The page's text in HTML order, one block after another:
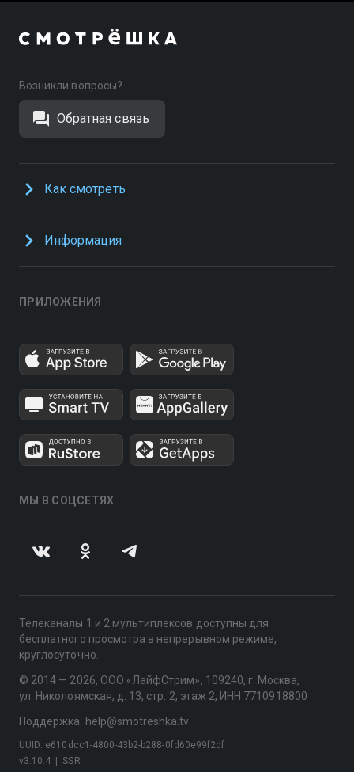
Возникли вопросы?
Обратная связь
Как смотреть
Информация
ПРИЛОЖЕНИЯ
МЫ В СОЦСЕТЯХ
Телеканалы 1 и 2 мультиплексов доступны для
бесплатного просмотра в непрерывном режиме,
круглосуточно.
© 2014 — 2026, ООО «ЛайфСтрим», 109240, г. Москва,
ул. Николоямская, д. 13, стр. 2, этаж 2, ИНН 7710918800
Поддержка: help@smotreshka.tv
v3.10.4 SSR
UUID: e610dcc1-4800-43b2-b288-0fd60e99f2df